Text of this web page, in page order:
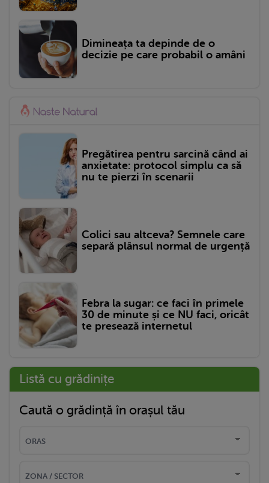
Dimineața ta depinde de o
decizie pe care probabil o amâni
Pregătirea pentru sarcină când ai
anxietate: protocol simplu ca să
nu te pierzi în scenarii
Colici sau altceva? Semnele care
separă plânsul normal de urgență
Febra la sugar: ce faci în primele
30 de minute și ce NU faci, oricât
te presează internetul
Listă cu grădinițe
Caută o grădință în orașul tău